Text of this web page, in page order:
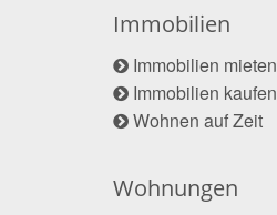
Immobilien
Immobilien mieten
Immobilien kaufen
Wohnen auf Zeit
Wohnungen